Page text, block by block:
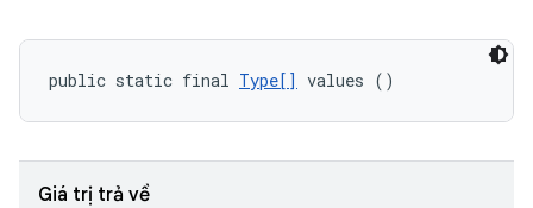
public static final Type[] values ()
Giá trị trả về